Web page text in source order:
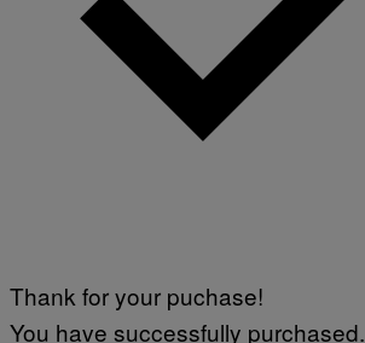
Thank for your puchase!
You have successfully purchased.